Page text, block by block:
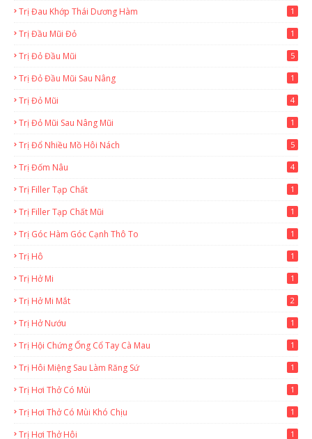
Trị Đau Khớp Thái Dương Hàm 1
Trị Đầu Mũi Đỏ 1
Trị Đỏ Đầu Mũi 5
Trị Đỏ Đầu Mũi Sau Nâng 1
Trị Đỏ Mũi 4
Trị Đỏ Mũi Sau Nâng Mũi 1
Trị Đổ Nhiều Mồ Hôi Nách 5
Trị Đốm Nâu 4
Trị Filler Tạp Chất 1
Trị Filler Tạp Chất Mũi 1
Trị Góc Hàm Góc Cạnh Thô To 1
Trị Hô 1
Trị Hở Mi 1
Trị Hở Mi Mắt 2
Trị Hở Nướu 1
Trị Hội Chứng Ống Cổ Tay Cà Mau 1
Trị Hôi Miệng Sau Làm Răng Sứ 1
Trị Hơi Thở Có Mùi 1
Trị Hơi Thở Có Mùi Khó Chịu 1
Trị Hơi Thở Hôi 1